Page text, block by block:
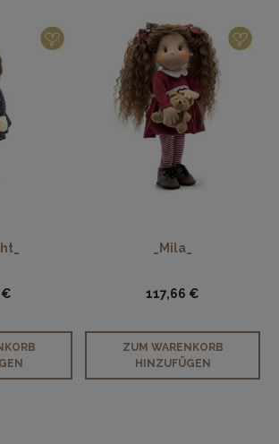
€
_Mila_
117,66 €
ZUM WARENKORB
HINZUFÜGEN